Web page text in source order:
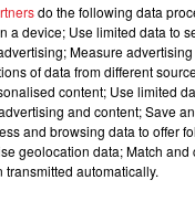
do the following data
a device; Use limited data to
Measure
of data from different
content; Use limited
and content; Save
and browsing data to offer
geolocation data; Match
automatically.